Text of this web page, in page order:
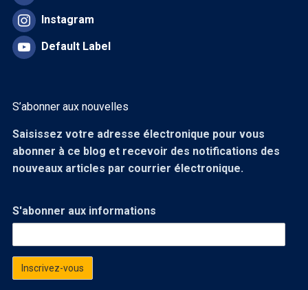
Instagram
Default Label
S’abonner aux nouvelles
Saisissez votre adresse électronique pour vous
abonner à ce blog et recevoir des notifications des
nouveaux articles par courrier électronique.
S'abonner aux informations